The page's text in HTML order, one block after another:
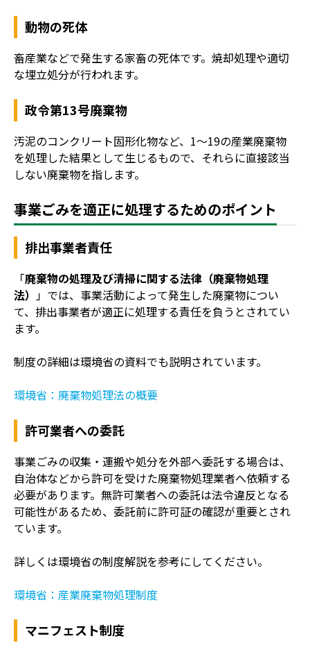
動物の死体
畜産業などで発生する家畜の死体です。焼却処理や適切
な埋立処分が行われます。
政令第13号廃棄物
汚泥のコンクリート固形化物など、1〜19の産業廃棄物
を処理した結果として生じるもので、それらに直接該当
しない廃棄物を指します。
事業ごみを適正に処理するためのポイント
排出事業者責任
「廃棄物の処理及び清掃に関する法律（廃棄物処理
法） 」では、事業活動によって発生した廃棄物につい
て、排出事業者が適正に処理する責任を負うとされてい
ます。
制度の詳細は環境省の資料でも説明されています。
環境省：廃棄物処理法の概要
許可業者への委託
事業ごみの収集・運搬や処分を外部へ委託する場合は、
自治体などから許可を受けた廃棄物処理業者へ依頼する
必要があります。無許可業者への委託は法令違反となる
可能性があるため、委託前に許可証の確認が重要とされ
ています。
詳しくは環境省の制度解説を参考にしてください。
環境省：産業廃棄物処理制度
マニフェスト制度